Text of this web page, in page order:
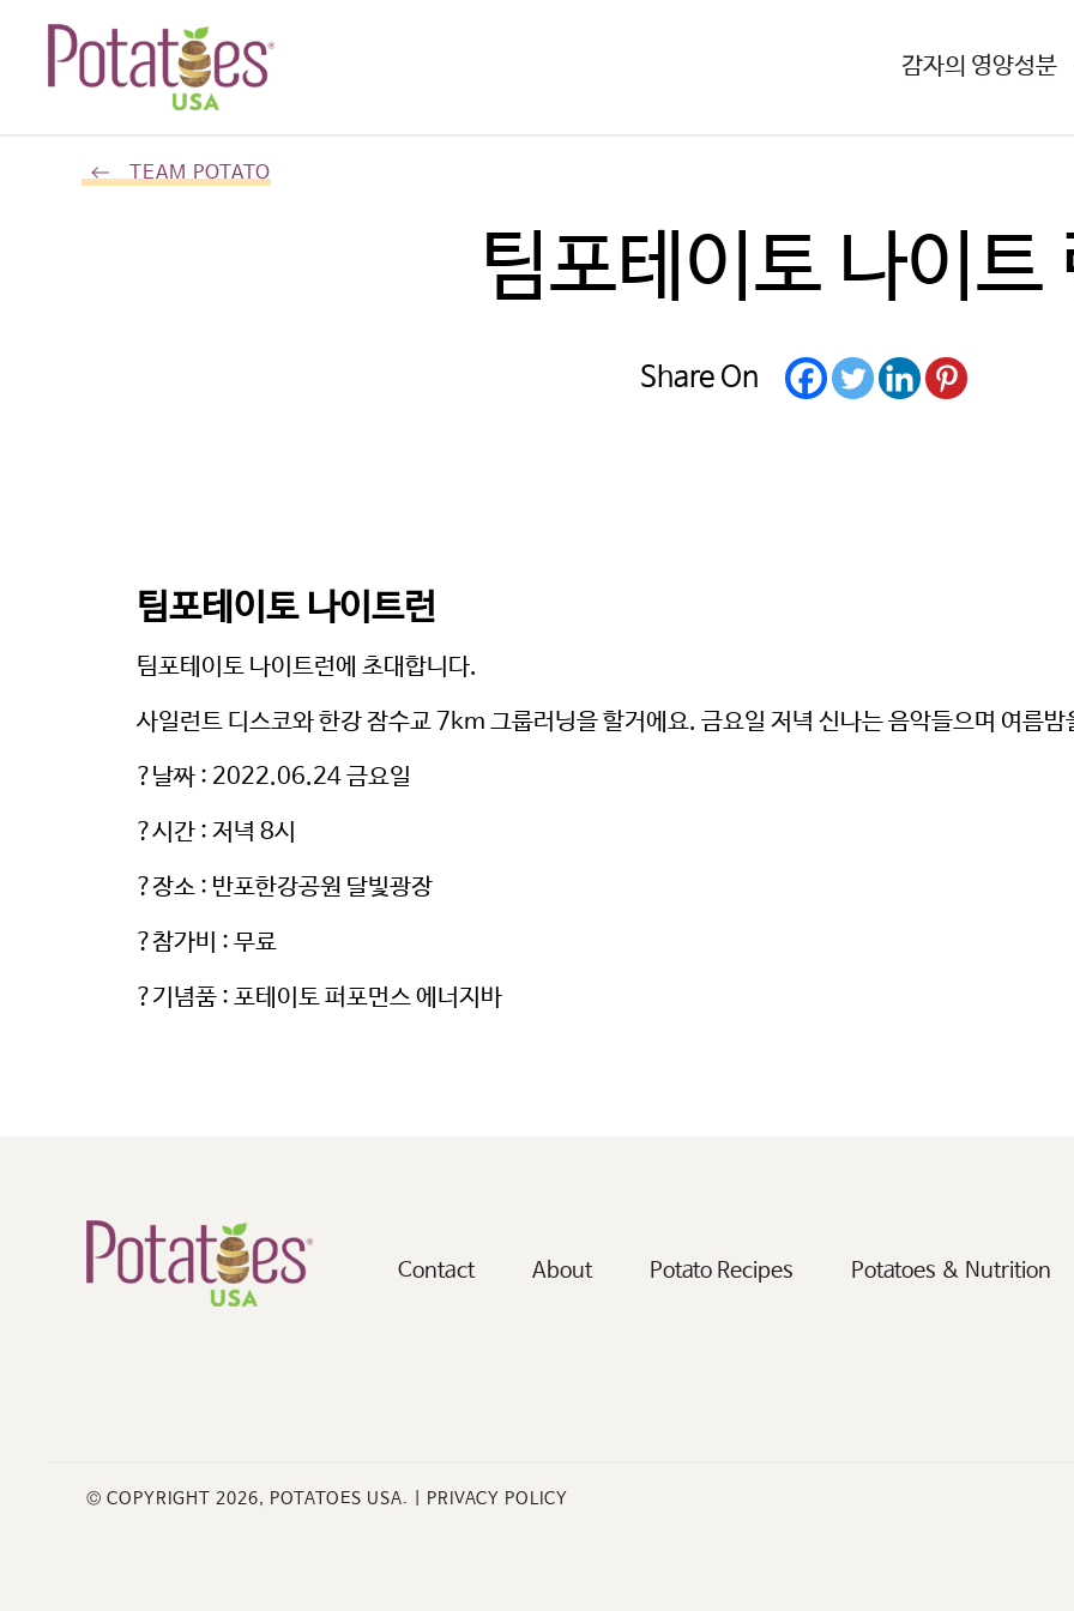
감자의 영양성분
참고: 타사에서 관리하는 웹사이트 링크를 클릭했으며 미국 감
TEAM POTATO
팀포테이토 나이트
Share On
팀포테이토 나이트런
팀포테이토 나이트런에 초대합니다.
사일런트 디스코와 한강 잠수교 7km 그룹러닝을 할거에요. 금요일 저녁 신나는 음악들으며 여름밤
?날짜 : 2022.06.24 금요일
?시간 : 저녁 8시
?장소 : 반포한강공원 달빛광장
?참가비 : 무료
?기념품 : 포테이토 퍼포먼스 에너지바
Contact About Potato Recipes Potatoes & Nutrition
© COPYRIGHT 2026, POTATOES USA. | PRIVACY POLICY